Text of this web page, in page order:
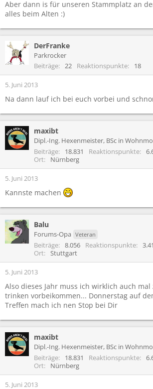
Aber dann is für unseren Stammplatz an
alles beim Alten :)
DerFranke
Parkrocker
Beiträge
22 Reaktionspunkte 18
5. Juni 2013
Na dann lauf ich bei euch vorbei und
maxibt
Dipl.-Ing. Hexenmeister, BSc in
Beiträge 18.831 Reaktionspunkte
Ort
Nürnberg
5. Juni 2013
Kannste machen
Balu
Forums-Opa Veteran
Beiträge 8.056 Reaktionspunkte
Ort
Stuttgart
5. Juni 2013
Also dieses Jahr muss ich wirklich auch mal
trinken vorbeikommen... Donnerstag auf
Treffen mach ich nen Stop bei Dir
maxibt
Dipl.-Ing. Hexenmeister, BSc in
Beiträge 18.831 Reaktionspunkte
Ort
Nürnberg
5. Juni 2013